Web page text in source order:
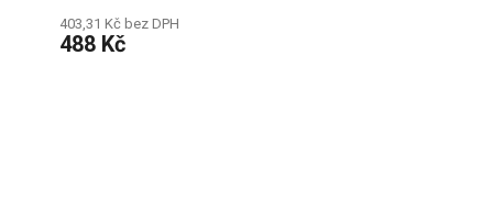
403,31 Kč bez DPH
488 Kč